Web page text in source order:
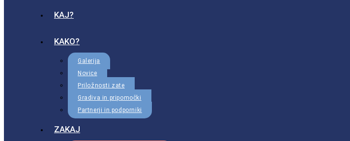
KAJ?
KAKO?
Galerija
Novice
Priložnosti zate
Gradiva in pripomočki
Partnerji in podporniki
ZAKAJ